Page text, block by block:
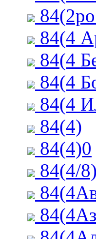
84(4
84(4
84(4
84(4
84(4)
84(4)0
84(4/8)